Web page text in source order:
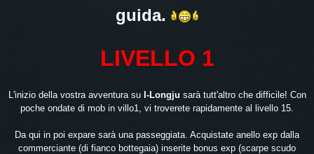
guida.
LIVELLO 1
L'inizio della vostra avventura su I-Longju sarà tutt'altro che difficile! Con
poche ondate di mob in villo1, vi troverete rapidamente al livello 15.
Da qui in poi expare sarà una passeggiata. Acquistate anello exp dalla
commerciante (di fianco bottegaia) inserite bonus exp (scarpe scudo